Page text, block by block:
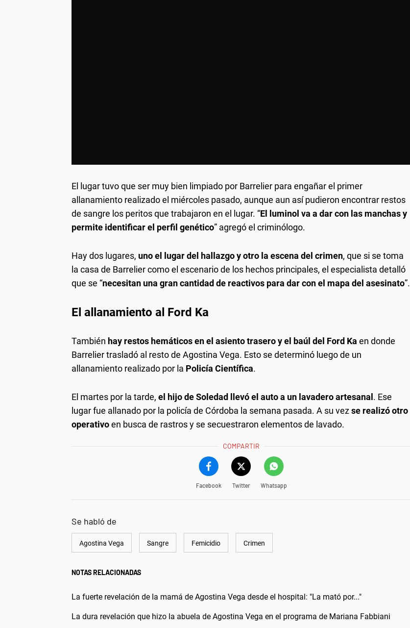
El lugar tuvo que ser muy bien limpiado por Barrelier para engañar el primer
allanamiento realizado el miércoles pasado, aunque aun así pudieron encontrar restos
de sangre los peritos que trabajaron en el lugar. “El luminol va a dar con las manchas y
permite identificar el perfil genético” agregó el criminólogo.
Hay dos lugares, uno el lugar del hallazgo y otro la escena del crimen, que si se toma
la casa de Barrelier como el escenario de los hechos principales, el especialista detalló
que se “necesitan una gran cantidad de reactivos para dar con el mapa del asesinato”.
El allanamiento al Ford Ka
También hay restos hemáticos en el asiento trasero y el baúl del Ford Ka en donde
Barrelier trasladó al resto de Agostina Vega. Esto se determinó luego de un
allanamiento realizado por la Policía Científica.
El martes por la tarde, el hijo de Soledad llevó el auto a un lavadero artesanal . Ese
lugar fue allanado por la policía de Córdoba la semana pasada. A su vezse realizó otro
operativoen busca de rastros y se secuestraron elementos de lavado.
COMPARTIR
Facebook Twitter Whatsapp
Se habló de
Agostina Vega Sangre Femicidio Crimen
NOTAS RELACIONADAS
La fuerte revelación de la mamá de Agostina Vega desde el hospital: "La mató por..."
La dura revelación que hizo la abuela de Agostina Vega en el programa de Mariana Fabbiani